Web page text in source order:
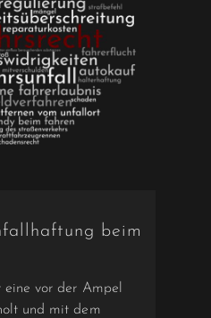
beim
vor der Ampel
und mit dem